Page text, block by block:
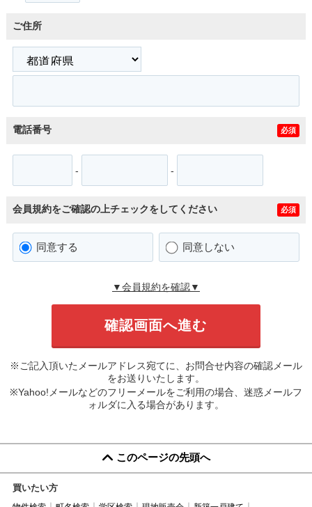
ご住所
電話番号 必須
- -
会員規約をご確認の上チェックをしてください 必須
同意する 同意しない
▼会員規約を確認▼
※ご記入頂いたメールアドレス宛てに、お問合せ内容の確認メール
をお送りいたします。
※Yahoo!メールなどのフリーメールをご利用の場合、迷惑メールフ
ォルダに入る場合があります。
このページの先頭へ
買いたい方